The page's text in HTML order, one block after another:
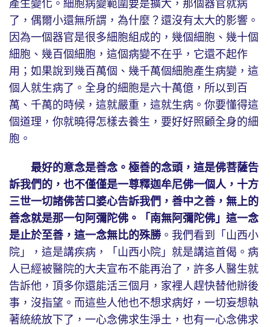
產生變化。細胞病變範圍要是擴大，那個器官就病
了，偶爾小還無所謂，為什麼？還沒有太大的影響。
因為一個器官是很多細胞組成的，幾個細胞、幾十個
細胞、幾百個細胞，這個病變不在乎，它還不起作
用；如果說到幾百萬個、幾千萬個細胞產生病變，這
個人就生病了。全身的細胞是六十萬億，所以到百
萬、千萬的時候，這就嚴重，這就生病。你要懂得這
個道理，你就曉得怎樣去養生，要好好照顧全身的細
胞。
最好的意念是善念。極善的念頭，這是佛菩薩告
訴我們的，也不僅僅是一尊釋迦牟尼佛一個人，十方
三世一切諸佛苦口婆心告訴我們，善中之善，無上的
善念就是那一句阿彌陀佛。「南無阿彌陀佛」這一念
是止於至善，這一念無比的殊勝。我們看到「山西小
院」，這是講疾病，「山西小院」就是講這首偈。病
人已經被醫院的大夫宣布不能再治了，許多人醫生就
告訴他，頂多你還能活三個月，家裡人趕快替他辦後
事，沒指望。而這些人他也不想求病好，一切妄想執
著統統放下了，一心念佛求生淨土，也有一心念佛求